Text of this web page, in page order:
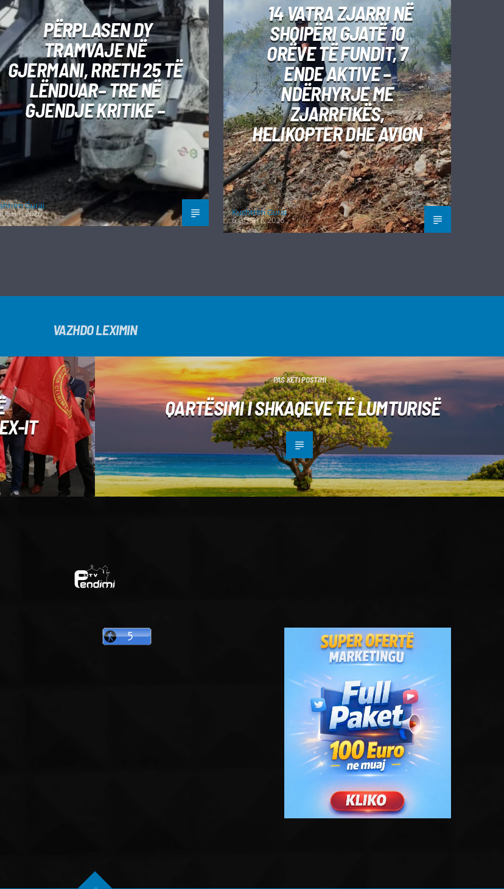
PËRPLASEN DY
TRAMVAJE NË
GJERMANI, RRETH 25 TË
LËNDUAR– TRE NË
GJENDJE KRITIKE –
Guraj
2026
14 VATRA ZJARRI NË
SHQIPËRI GJATË 10
ORËVE TË FUNDIT, 7
ENDE AKTIVE –
NDËRHYRJE ME
ZJARRFIKËS,
HELIKOPTER DHE AVION
Kushtrim Guraj
6 GUSHT, 2026
VAZHDO LEXIMIN
IT
PAS KËTI POSTIMI
QARTËSIMI I SHKAQEVE TË LUMTURISË